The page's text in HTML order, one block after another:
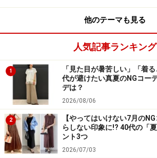
ジーユー 2wayワンショルダーミニバッ
いつものコーデも、差し色をプラスす
見え、おしゃれ度もアップします。こ
人気のグリーンを取り入れるのがおす
「2wayワンショルダーミニバッグ」は
と鮮やかなグリーンで大人の女性にも
です。
「カラーバッグは合わせにくそう」と
他のテーマも見る
人気記事ランキング
1
「見た目が暑苦しい」「着
代が避けたい真夏のNGコー
デは？
2026/08/06
2
【やってはいけない7月の
らしない印象に!? 40代の「
ント3つ
2026/07/03